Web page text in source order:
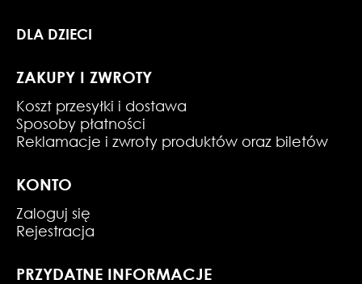
DLA DZIECI
ZAKUPY I ZWROTY
Koszt przesyłki i dostawa
Sposoby płatności
Reklamacje i zwroty produktów oraz biletów
KONTO
Zaloguj się
Rejestracja
PRZYDATNE INFORMACJE